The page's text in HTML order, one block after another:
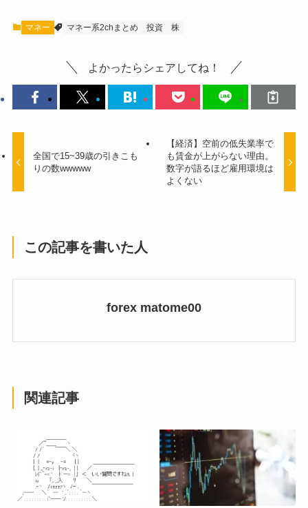
マネー マネー系2chまとめ 投資 株
よかったらシェアしてね！
全国で15~39歳の引きこも
りの数wwwww
【経済】空前の低失業率で
も賃金が上がらない理由。
数字が語るほど雇用環境は
よくない
この記事を書いた人
forex matome00
関連記事